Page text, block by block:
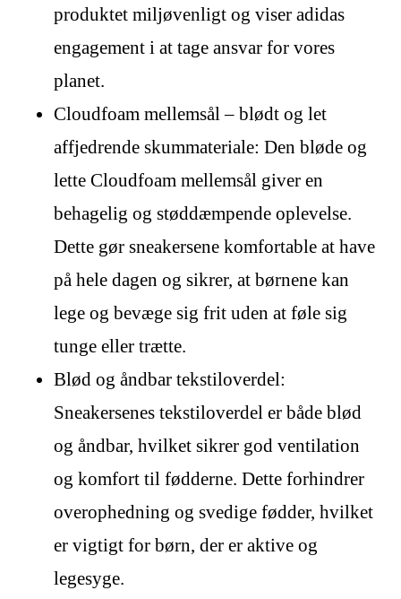
produktet miljøvenligt og viser adidas
engagement i at tage ansvar for vores
planet.
Cloudfoam mellemsål – blødt og let
affjedrende skummateriale: Den bløde og
lette Cloudfoam mellemsål giver en
behagelig og støddæmpende oplevelse.
Dette gør sneakersene komfortable at have
på hele dagen og sikrer, at børnene kan
lege og bevæge sig frit uden at føle sig
tunge eller trætte.
Blød og åndbar tekstiloverdel:
Sneakersenes tekstiloverdel er både blød
og åndbar, hvilket sikrer god ventilation
og komfort til fødderne. Dette forhindrer
overophedning og svedige fødder, hvilket
er vigtigt for børn, der er aktive og
legesyge.